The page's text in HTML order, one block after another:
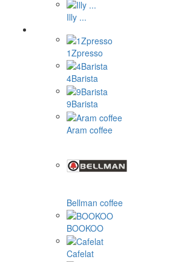
Illy ...
1Zpresso
4Barista
9Barista
Aram coffee
Bellman coffee
BOOKOO
Cafelat